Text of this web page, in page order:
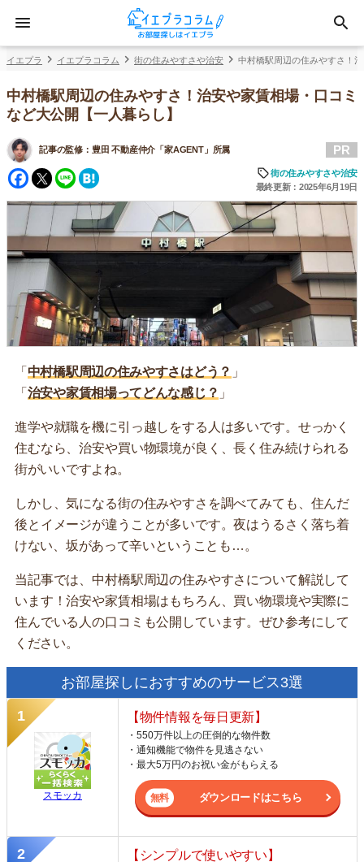
イエプラ イエプラコラム 街の住みやすさや治安 中村橋駅周辺の住みやすさ！
中村橋駅周辺の住みやすさ！治安や家賃相場・口コミ
など大公開【一人暮らし】
記事の監修： 豊田 不動産仲介「家AGENT」所属
Facebook
Twitter
Line
PR
街の住みやすさや治安
最終更新：2025年6月19日
「 中村橋駅周辺の住みやすさはどう？ 」
「 治安や家賃相場ってどんな感じ？ 」
進学や就職を機に引っ越しをする人は多いです。せっかく
住むなら、治安や買い物環境が良く、長く住み続けられる
街がいいですよね。
しかし、気になる街の住みやすさを調べてみても、住んだ
後とイメージが違うことが多いです。夜はうるさく落ち着
けない、坂があって辛いということも…。
当記事では、中村橋駅周辺の住みやすさについて解説して
います！治安や家賃相場はもちろん、買い物環境や実際に
住んでいる人の口コミも公開しています。ぜひ参考にして
ください。
お部屋探しにおすすめのサービス3選
スモッカ
【物件情報を毎日更新】
・550万件以上の圧倒的な物件数
・通知機能で物件を見逃さない
・最大5万円のお祝い金がもらえる
ダウンロードはこちら
【シンプルで使いやすい】